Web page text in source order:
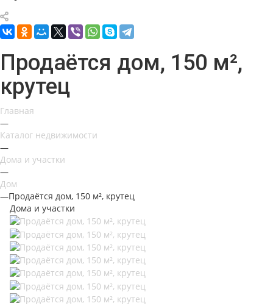
Продаётся дом, 150 м²,
крутец
Главная
—
Каталог недвижимости
—
Дома и участки
—
Дом
—Продаётся дом, 150 м², крутец
Дома и участки